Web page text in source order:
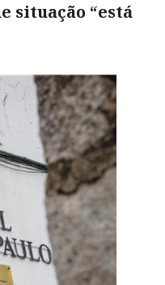
situação “está